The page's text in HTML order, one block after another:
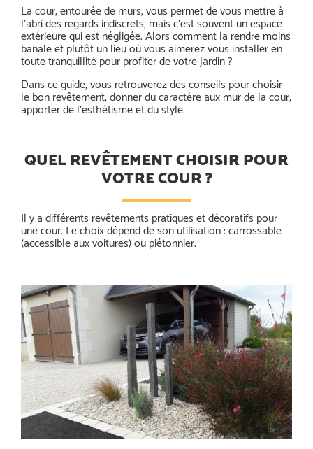
La cour, entourée de murs, vous permet de vous mettre à
l’abri des regards indiscrets, mais c’est souvent un espace
extérieure qui est négligée. Alors comment la rendre moins
banale et plutôt un lieu où vous aimerez vous installer en
toute tranquillité pour profiter de votre jardin ?
Dans ce guide, vous retrouverez des conseils pour choisir
le bon revêtement, donner du caractère aux mur de la cour,
apporter de l’esthétisme et du style.
QUEL REVÊTEMENT CHOISIR POUR
VOTRE COUR ?
Il y a différents revêtements pratiques et décoratifs pour
une cour. Le choix dépend de son utilisation : carrossable
(accessible aux voitures) ou piétonnier.